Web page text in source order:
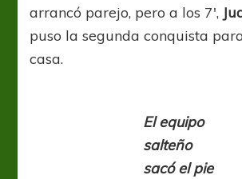
arrancó parejo, pero a los 7′,
puso la segunda conquista
casa.
El equipo
salteño
sacó el pie